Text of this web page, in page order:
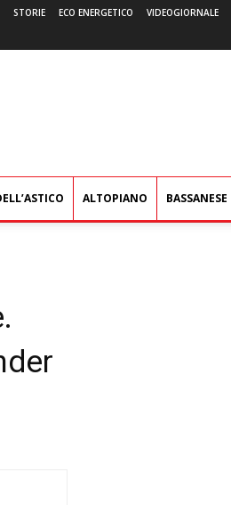
STORIE ECO ENERGETICO VIDEOGIORNALE
ALTOPIANO BASSANESE